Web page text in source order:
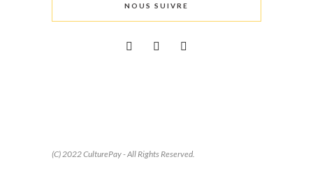
NOUS SUIVRE
(C) 2022 CulturePay - All Rights Reserved.